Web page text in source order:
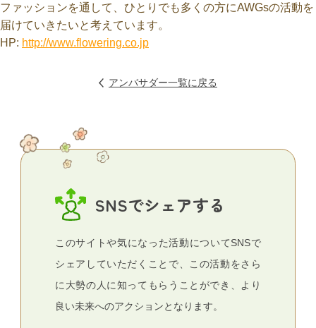
ファッションを通して、ひとりでも多くの方にAWGsの活動を
届けていきたいと考えています。
HP: http://www.flowering.co.jp
アンバサダー一覧に戻る
SNSでシェアする
このサイトや気になった活動についてSNSで
シェアしていただくことで、この活動をさら
に大勢の人に知ってもらうことができ、より
良い未来へのアクションとなります。